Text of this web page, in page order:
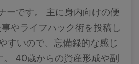
ーです。 主に身内向けの便
やライフハック術を投稿し
すいので、忘備録的な感じ
。 40歳からの資産形成や副